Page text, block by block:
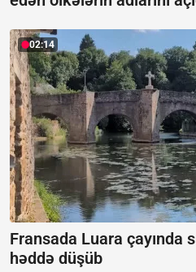
02:14
Fransada Luara çayında
həddə düşüb